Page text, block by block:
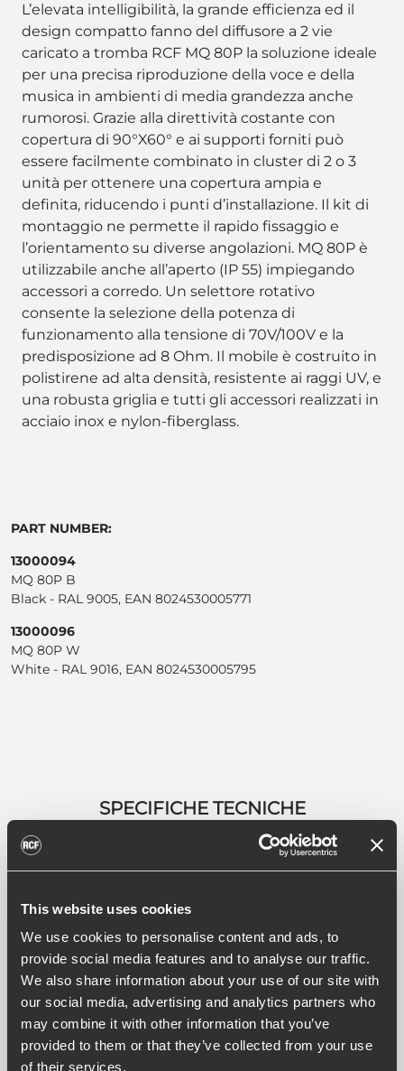
This website uses cookies
We use cookies to personalise content and ads, to
provide social media features and to analyse our traffic.
We also share information about your use of our site with
our social media, advertising and analytics partners who
may combine it with other information that you’ve
provided to them or that they’ve collected from your use
of their services.
L’elevata intelligibilità, la grande efficienza ed il
design compatto fanno del diffusore a 2 vie
caricato a tromba RCF MQ 80P la soluzione ideale
per una precisa riproduzione della voce e della
musica in ambienti di media grandezza anche
rumorosi. Grazie alla direttività costante con
copertura di 90°X60° e ai supporti forniti può
essere facilmente combinato in cluster di 2 o 3
unità per ottenere una copertura ampia e
definita, riducendo i punti d’installazione. Il kit di
montaggio ne permette il rapido fissaggio e
l’orientamento su diverse angolazioni. MQ 80P è
utilizzabile anche all’aperto (IP 55) impiegando
accessori a corredo. Un selettore rotativo
consente la selezione della potenza di
funzionamento alla tensione di 70V/100V e la
predisposizione ad 8 Ohm. Il mobile è costruito in
polistirene ad alta densità, resistente ai raggi UV, e
una robusta griglia e tutti gli accessori realizzati in
acciaio inox e nylon-fiberglass.
PART NUMBER:
13000094
MQ 80P B
Black - RAL 9005, EAN 8024530005771
13000096
MQ 80P W
White - RAL 9016, EAN 8024530005795
SPECIFICHE TECNICHE
DOWNLOADS
PRODOTTI CORRELATI
SPECIFICHE ACUSTICHE
Risposta in frequenza (-10dB)
100 Hz - 20000 Hz
Max SPL @ 1m
114 dB
Angolo di copertura orizzontale